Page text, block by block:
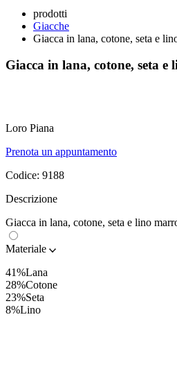
prodotti
Giacche
Giacca in lana, cotone, seta e
Giacca in lana, cotone, seta
Loro Piana
Prenota un appuntamento
Codice: 9188
Descrizione
Giacca in lana, cotone, seta e lino
Materiale
41%Lana
28%Cotone
23%Seta
8%Lino